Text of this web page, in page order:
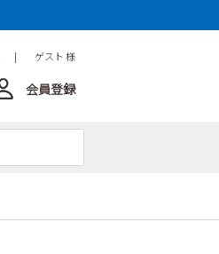
| ゲスト 様
会員登録